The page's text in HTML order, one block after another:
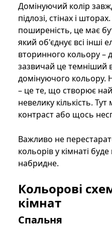
Домінуючий колір
підлозі, стінах і
поширеність, це має
який об'єднує всі інші
вторинного кольору –
зазвичай це темніший
домінуючого кольору.
– це те, що створює
невелику кількість.
контраст або щось
Важливо не
кольорів у кімнаті
набридне.
Кольорові
кімнат
Спальня